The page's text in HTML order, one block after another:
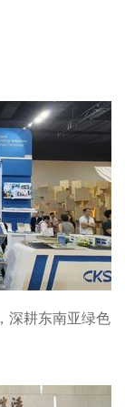
深耕东南亚绿色